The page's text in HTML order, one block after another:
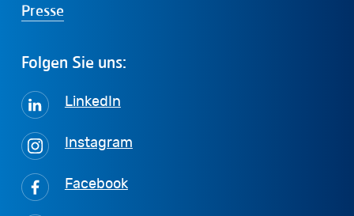
Presse
Folgen Sie uns:
LinkedIn
Instagram
Facebook